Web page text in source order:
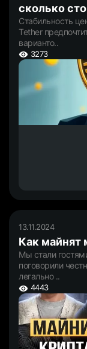
сколько
Стабильность
Tether
варианто..
3273
13.11.2024
Как майнят
Мы стали
поговорили
легально ..
4443